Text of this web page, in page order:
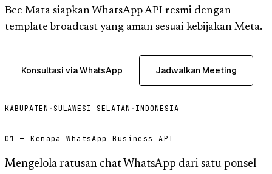
Bee Mata siapkan WhatsApp API resmi dengan
template broadcast yang aman sesuai kebijakan Meta.
Konsultasi via WhatsApp Jadwalkan Meeting
KABUPATEN · SULAWESI SELATAN · INDONESIA
01 — Kenapa WhatsApp Business API
Mengelola ratusan chat WhatsApp dari satu ponsel